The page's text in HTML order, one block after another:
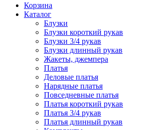
Корзина
Каталог
Блузки
Блузки короткий рукав
Блузки 3/4 рукав
Блузки длинный рукав
Жакеты, джемпера
Платья
Деловые платья
Нарядные платья
Повседневные платья
Платья короткий рукав
Платья 3/4 рукав
Платья длинный рукав